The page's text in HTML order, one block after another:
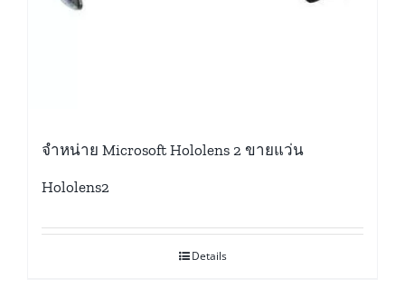
จำหน่าย Microsoft Hololens 2 ขายแว่น
Hololens2
Details